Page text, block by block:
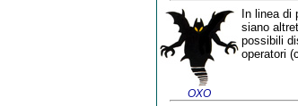
OXO
In linea di
siano
possibili
operatori